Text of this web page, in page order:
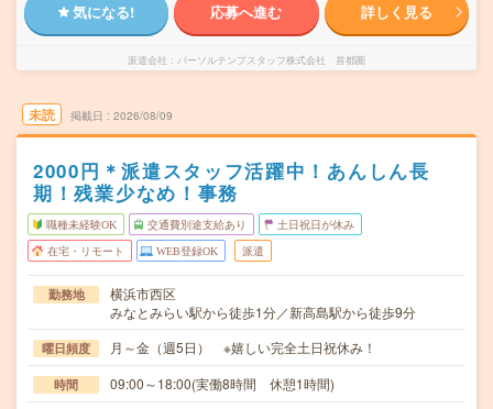
気になる! 応募へ進む 詳しく見る
派遣会社 パーソルテンプスタッフ株式会社 首都圏
未読 掲載日 2026/08/09
2000円＊派遣スタッフ活躍中！あんしん長
期！残業少なめ！事務
職種未経験OK 交通費別途支給あり 土日祝日が休み
在宅・リモート WEB登録OK 派遣
勤務地
横浜市西区
みなとみらい駅から徒歩1分／新高島駅から徒歩9分
曜日頻度 月～金（週5日） ※嬉しい完全土日祝休み！
時間 09:00～18:00(実働8時間 休憩1時間)